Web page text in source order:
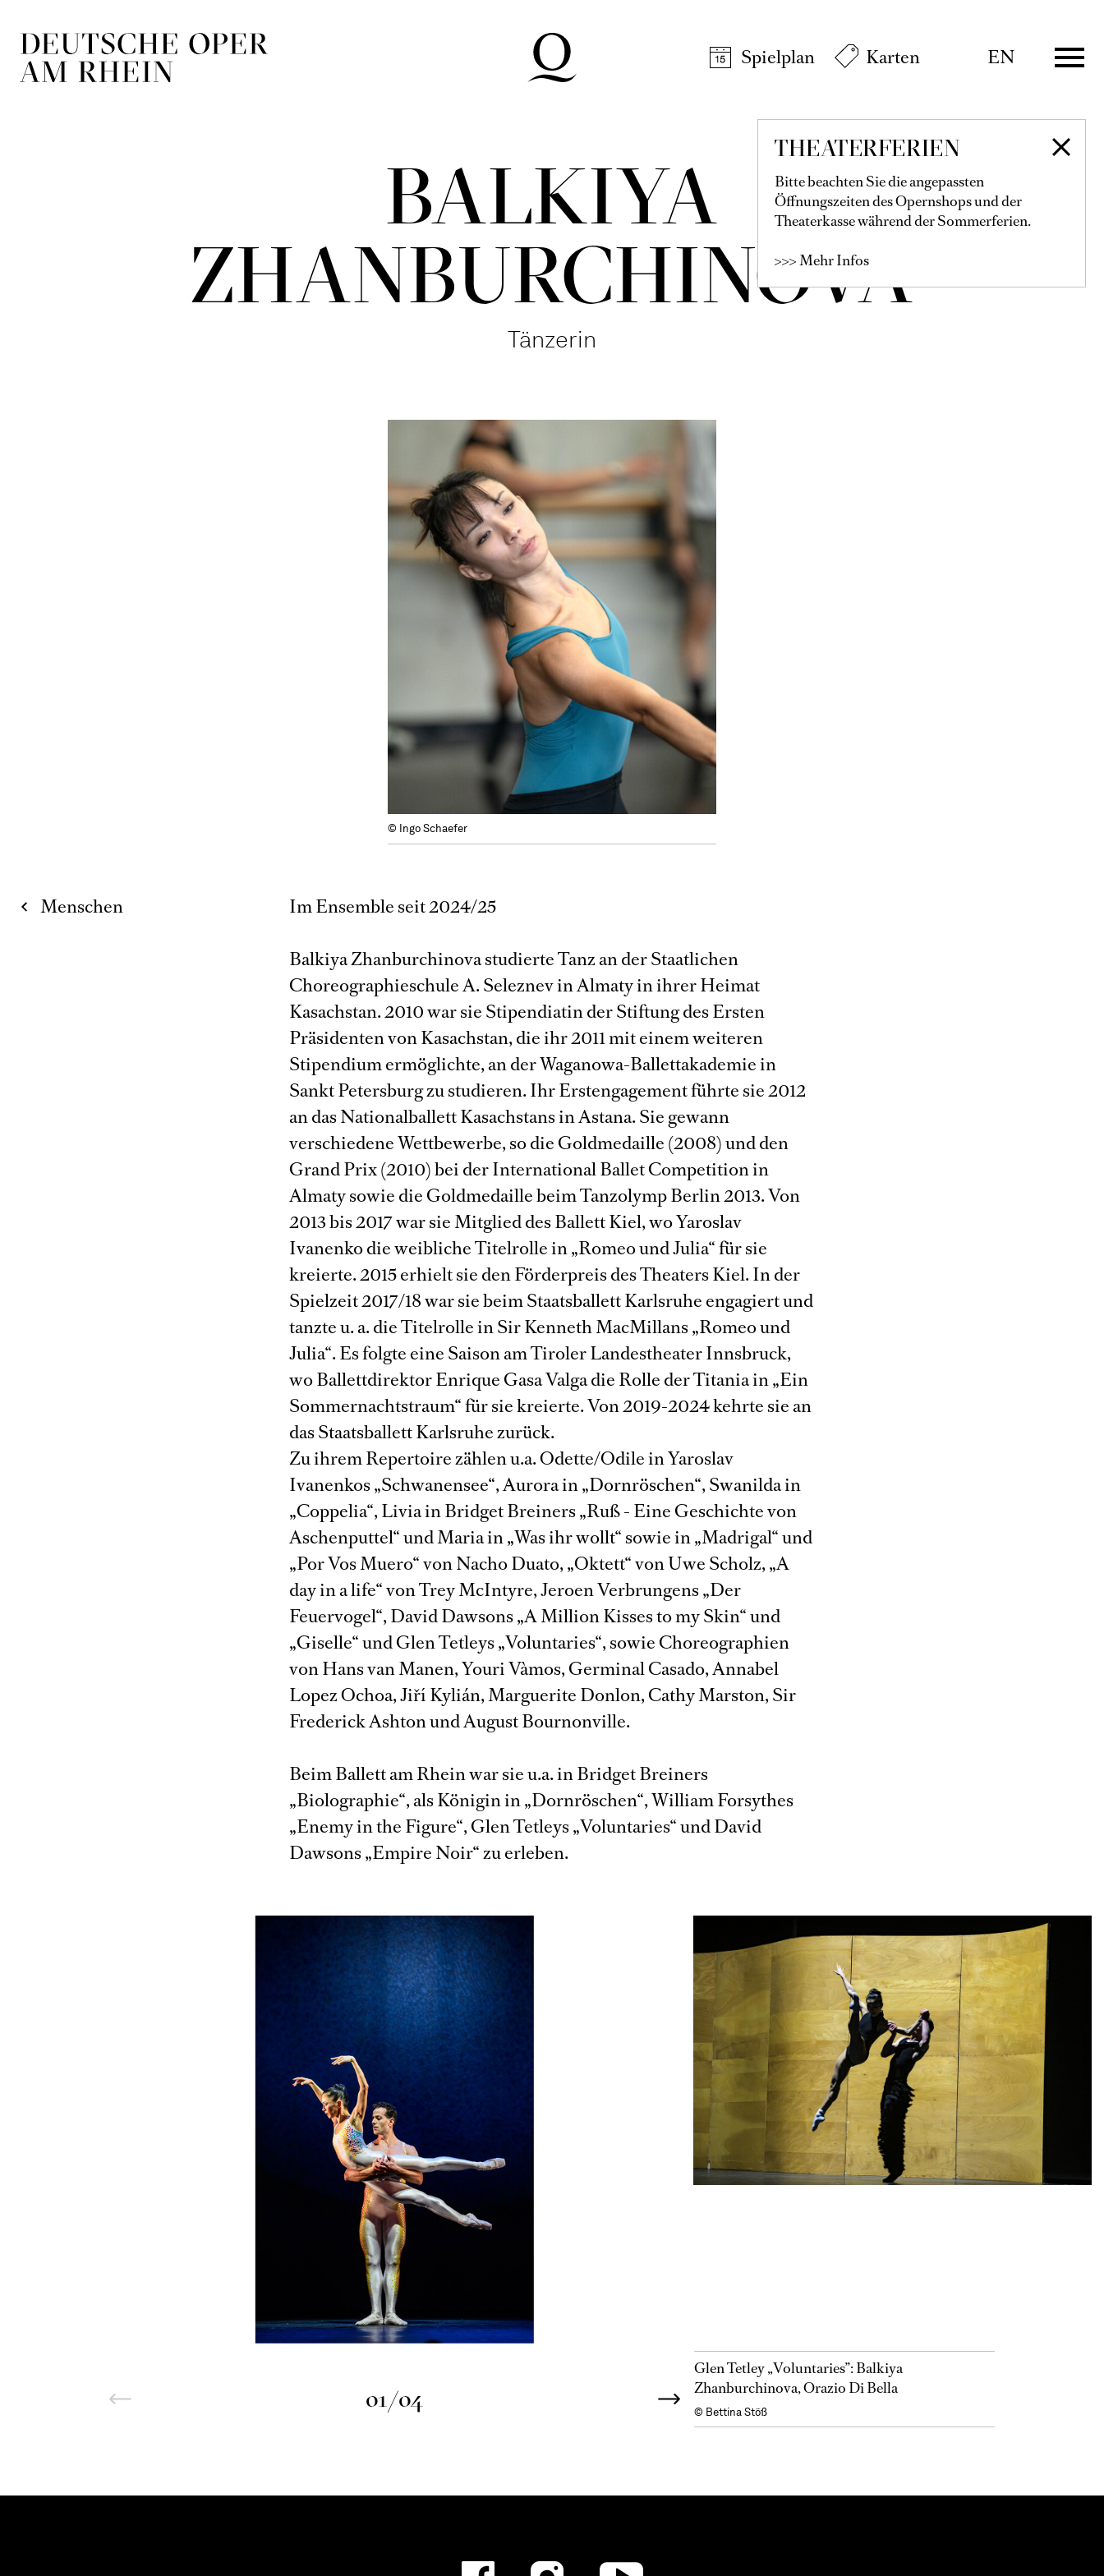
Spielplan
Karten EN
THEATERFERIEN
Bitte beachten Sie die angepassten
Öffnungszeiten des Opernshops und der
Theaterkasse während der Sommerferien.
>>> Mehr Infos
BALKIYA
ZHANBURCHINOVA
Tänzerin
© Ingo Schaefer
Menschen Im Ensemble seit 2024/25
Balkiya Zhanburchinova studierte Tanz an der Staatlichen
Choreographieschule A. Seleznev in Almaty in ihrer Heimat
Kasachstan. 2010 war sie Stipendiatin der Stiftung des Ersten
Präsidenten von Kasachstan, die ihr 2011 mit einem weiteren
Stipendium ermöglichte, an der Waganowa-Ballettakademie in
Sankt Petersburg zu studieren. Ihr Erstengagement führte sie 2012
an das Nationalballett Kasachstans in Astana. Sie gewann
verschiedene Wettbewerbe, so die Goldmedaille (2008) und den
Grand Prix (2010) bei der International Ballet Competition in
Almaty sowie die Goldmedaille beim Tanzolymp Berlin 2013. Von
2013 bis 2017 war sie Mitglied des Ballett Kiel, wo Yaroslav
Ivanenko die weibliche Titelrolle in „Romeo und Julia“ für sie
kreierte. 2015 erhielt sie den Förderpreis des Theaters Kiel. In der
Spielzeit 2017/18 war sie beim Staatsballett Karlsruhe engagiert und
tanzte u. a. die Titelrolle in Sir Kenneth MacMillans „Romeo und
Julia“. Es folgte eine Saison am Tiroler Landestheater Innsbruck,
wo Ballettdirektor Enrique Gasa Valga die Rolle der Titania in „Ein
Sommernachtstraum“ für sie kreierte. Von 2019-2024 kehrte sie an
das Staatsballett Karlsruhe zurück.
Zu ihrem Repertoire zählen u.a. Odette/Odile in Yaroslav
Ivanenkos „Schwanensee“, Aurora in „Dornröschen“, Swanilda in
„Coppelia“, Livia in Bridget Breiners „Ruß - Eine Geschichte von
Aschenputtel“ und Maria in „Was ihr wollt“ sowie in „Madrigal“ und
„Por Vos Muero“ von Nacho Duato, „Oktett“ von Uwe Scholz, „A
day in a life“ von Trey McIntyre, Jeroen Verbrungens „Der
Feuervogel“, David Dawsons „A Million Kisses to my Skin“ und
„Giselle“ und Glen Tetleys „Voluntaries“, sowie Choreographien
von Hans van Manen, Youri Vàmos, Germinal Casado, Annabel
Lopez Ochoa, Jiří Kylián, Marguerite Donlon, Cathy Marston, Sir
Frederick Ashton und August Bournonville.
Beim Ballett am Rhein war sie u.a. in Bridget Breiners
„Biolographie“, als Königin in „Dornröschen“, William Forsythes
„Enemy in the Figure“, Glen Tetleys „Voluntaries“ und David
Dawsons „Empire Noir“ zu erleben.
01/04
Glen Tetley „Voluntaries”: Balkiya
Zhanburchinova, Orazio Di Bella
© Bettina Stöß